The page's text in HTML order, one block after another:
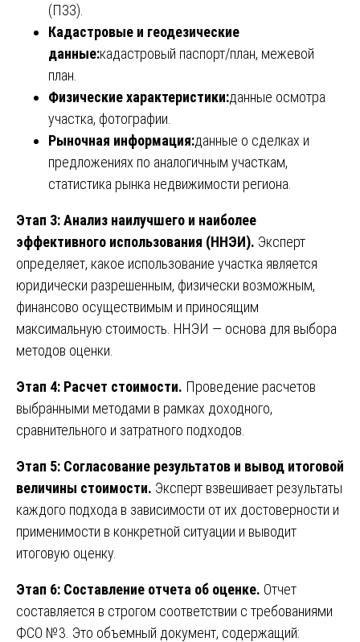
(ПЗЗ).
Кадастровые и геодезические
данные:кадастровый паспорт/план, межевой
план.
Физические характеристики:данные осмотра
участка, фотографии.
Рыночная информация:данные о сделках и
предложениях по аналогичным участкам,
статистика рынка недвижимости региона.
Этап 3: Анализ наилучшего и наиболее
эффективного использования (ННЭИ). Эксперт
определяет, какое использование участка является
юридически разрешенным, физически возможным,
финансово осуществимым и приносящим
максимальную стоимость. ННЭИ — основа для выбора
методов оценки.
Этап 4: Расчет стоимости. Проведение расчетов
выбранными методами в рамках доходного,
сравнительного и затратного подходов.
Этап 5: Согласование результатов и вывод итоговой
величины стоимости. Эксперт взвешивает результаты
каждого подхода в зависимости от их достоверности и
применимости в конкретной ситуации и выводит
итоговую оценку.
Этап 6: Составление отчета об оценке. Отчет
составляется в строгом соответствии с требованиями
ФСО №3. Это объемный документ, содержащий: